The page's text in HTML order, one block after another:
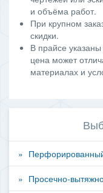
и объёма работ.
При крупном
скидки.
В прайсе
цена может
материалах и
Просечно-